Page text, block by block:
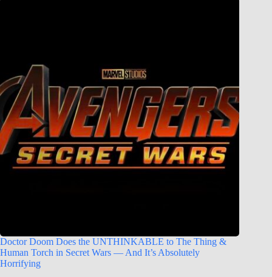
Doctor Doom Does the UNTHINKABLE to The Thing &
Human Torch in Secret Wars — And It’s Absolutely
Horrifying